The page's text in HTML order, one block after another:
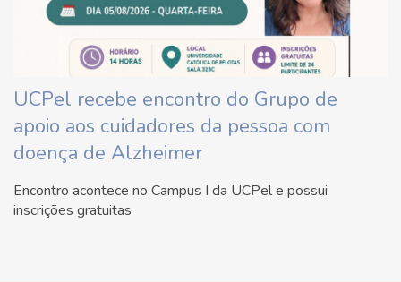
UCPel recebe encontro do Grupo de
apoio aos cuidadores da pessoa com
doença de Alzheimer
Encontro acontece no Campus I da UCPel e possui
inscrições gratuitas